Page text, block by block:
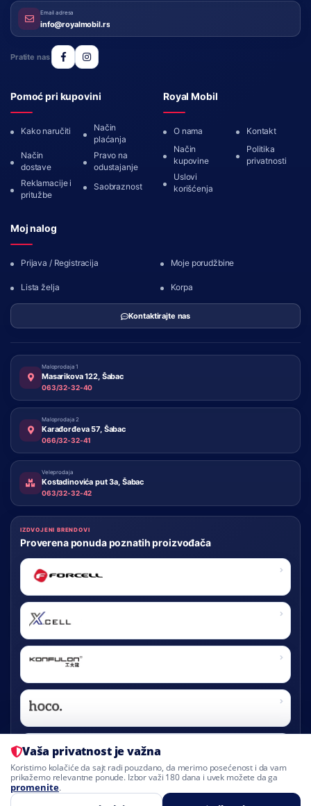
Email adresa
info@royalmobil.rs
Pratite nas
Pomoć pri kupovini
Kako naručiti
Način
plaćanja
Način
dostave
Pravo na
odustajanje
Reklamacije i
pritužbe
Saobraznost
Royal Mobil
O nama
Kontakt
Način
kupovine
Politika
privatnosti
Uslovi
korišćenja
Moj nalog
Prijava / Registracija Moje porudžbine
Lista želja Korpa
Kontaktirajte nas
Maloprodaja 1
Masarikova 122, Šabac
063/32-32-40
Maloprodaja 2
Karađorđeva 57, Šabac
066/32-32-41
Veleprodaja
Kostadinovića put 3a, Šabac
063/32-32-42
IZDVOJENI BRENDOVI
Proverena ponuda poznatih proizvođača
FORCELL
X-CELL
BLUE STAR
Vaša privatnost je važna
Koristimo kolačiće da sajt radi pouzdano, da merimo posećenost i da vam
prikažemo relevantne ponude. Izbor važi 180 dana i uvek možete da ga
promenite.